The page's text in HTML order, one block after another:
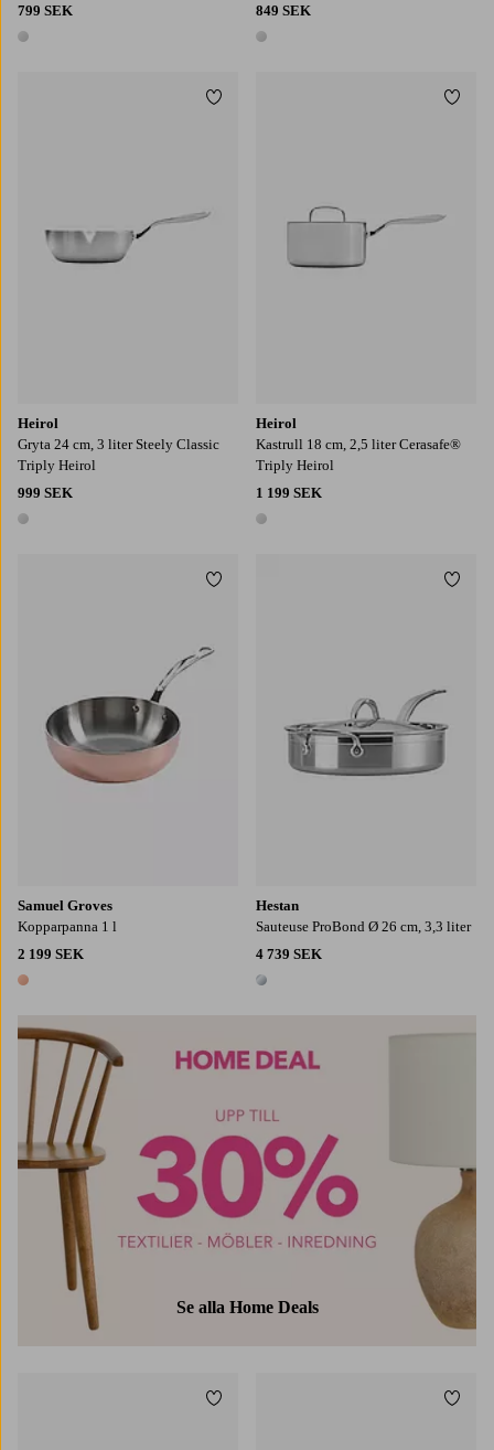
799 SEK
1 färg
849 SEK
1 färg
Heirol
Gryta 24 cm, 3 liter Steely Classic
Triply Heirol
999 SEK
1 färg
Lägg till i favoriter
Heirol
Kastrull 18 cm, 2,5 liter Cerasafe®
Triply Heirol
1 199 SEK
1 färg
Samuel Groves
Kopparpanna 1 l
2 199 SEK
1 färg
Lägg till i favoriter
Se alla Home Deals
Hestan
Sauteuse ProBond Ø 26 cm, 3,3 liter
4 739 SEK
1 färg
Lägg till i favoriter